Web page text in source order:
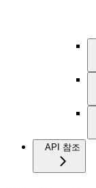
API 참조